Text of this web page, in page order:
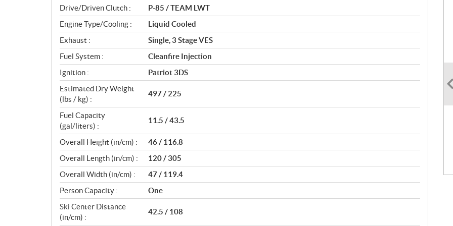
s
Drive/Driven Clutch :
P-85 / TEAM LWT
Engine Type/Cooling :
Liquid Cooled
Exhaust :
Single, 3 Stage VES
Fuel System :
Cleanfire Injection
Ignition :
Patriot 3DS
Estimated Dry Weight
(lbs / kg) :
497 / 225
Fuel Capacity
(gal/liters) :
11.5 / 43.5
Overall Height (in/cm) :
46 / 116.8
Overall Length (in/cm) :
120 / 305
Overall Width (in/cm) :
47 / 119.4
Person Capacity :
One
Ski Center Distance
(in/cm) :
42.5 / 108